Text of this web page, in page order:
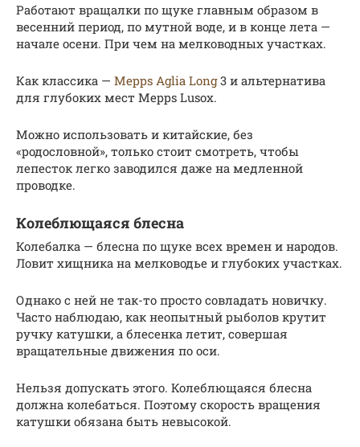
Работают вращалки по щуке главным образом в
весенний период, по мутной воде, и в конце лета —
начале осени. При чем на мелководных участках.
Как классика — Mepps Aglia Long3 и альтернатива
для глубоких мест Mepps Lusox.
Можно использовать и китайские, без
«родословной», только стоит смотреть, чтобы
лепесток легко заводился даже на медленной
проводке.
Колеблющаяся блесна
Колебалка — блесна по щуке всех времен и народов.
Ловит хищника на мелководье и глубоких участках.
Однако с ней не так-то просто совладать новичку.
Часто наблюдаю, как неопытный рыболов крутит
ручку катушки, а блесенка летит, совершая
вращательные движения по оси.
Нельзя допускать этого. Колеблющаяся блесна
должна колебаться. Поэтому скорость вращения
катушки обязана быть невысокой.